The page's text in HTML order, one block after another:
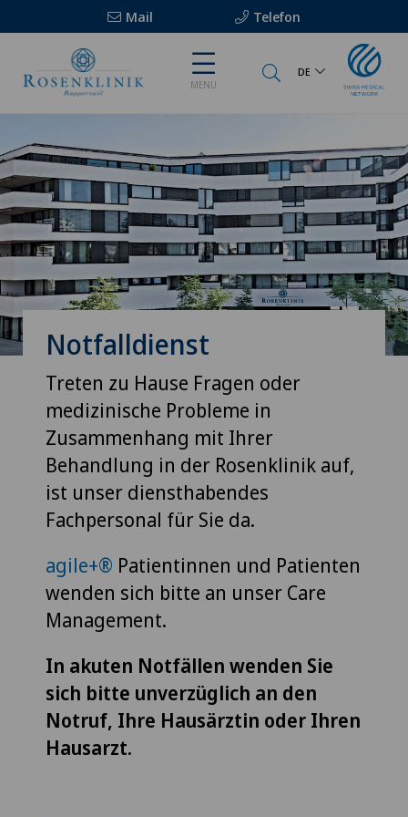
Mail Telefon
MENU
DE
Notfalldienst
Treten zu Hause Fragen oder
medizinische Probleme in
Zusammenhang mit Ihrer
Behandlung in der Rosenklinik auf,
ist unser diensthabendes
Fachpersonal für Sie da.
agile+® Patientinnen und Patienten
wenden sich bitte an unser Care
Management.
In akuten Notfällen wenden Sie
sich bitte unverzüglich an den
Notruf, Ihre Hausärztin oder Ihren
Hausarzt.